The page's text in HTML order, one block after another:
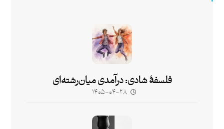
فلسفۀ شادی: درآمدی میان‌رشته‌ای
۱۴۰۵-۰۴-۲۸